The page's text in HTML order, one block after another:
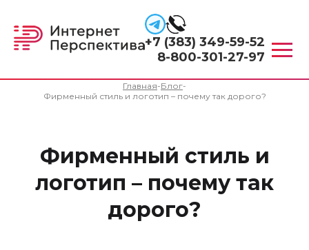
+7 (383) 349-59-52
8-800-301-27-97
Главная-Блог-
Фирменный стиль и логотип – почему так дорого?
Фирменный стиль и
логотип – почему так
дорого?